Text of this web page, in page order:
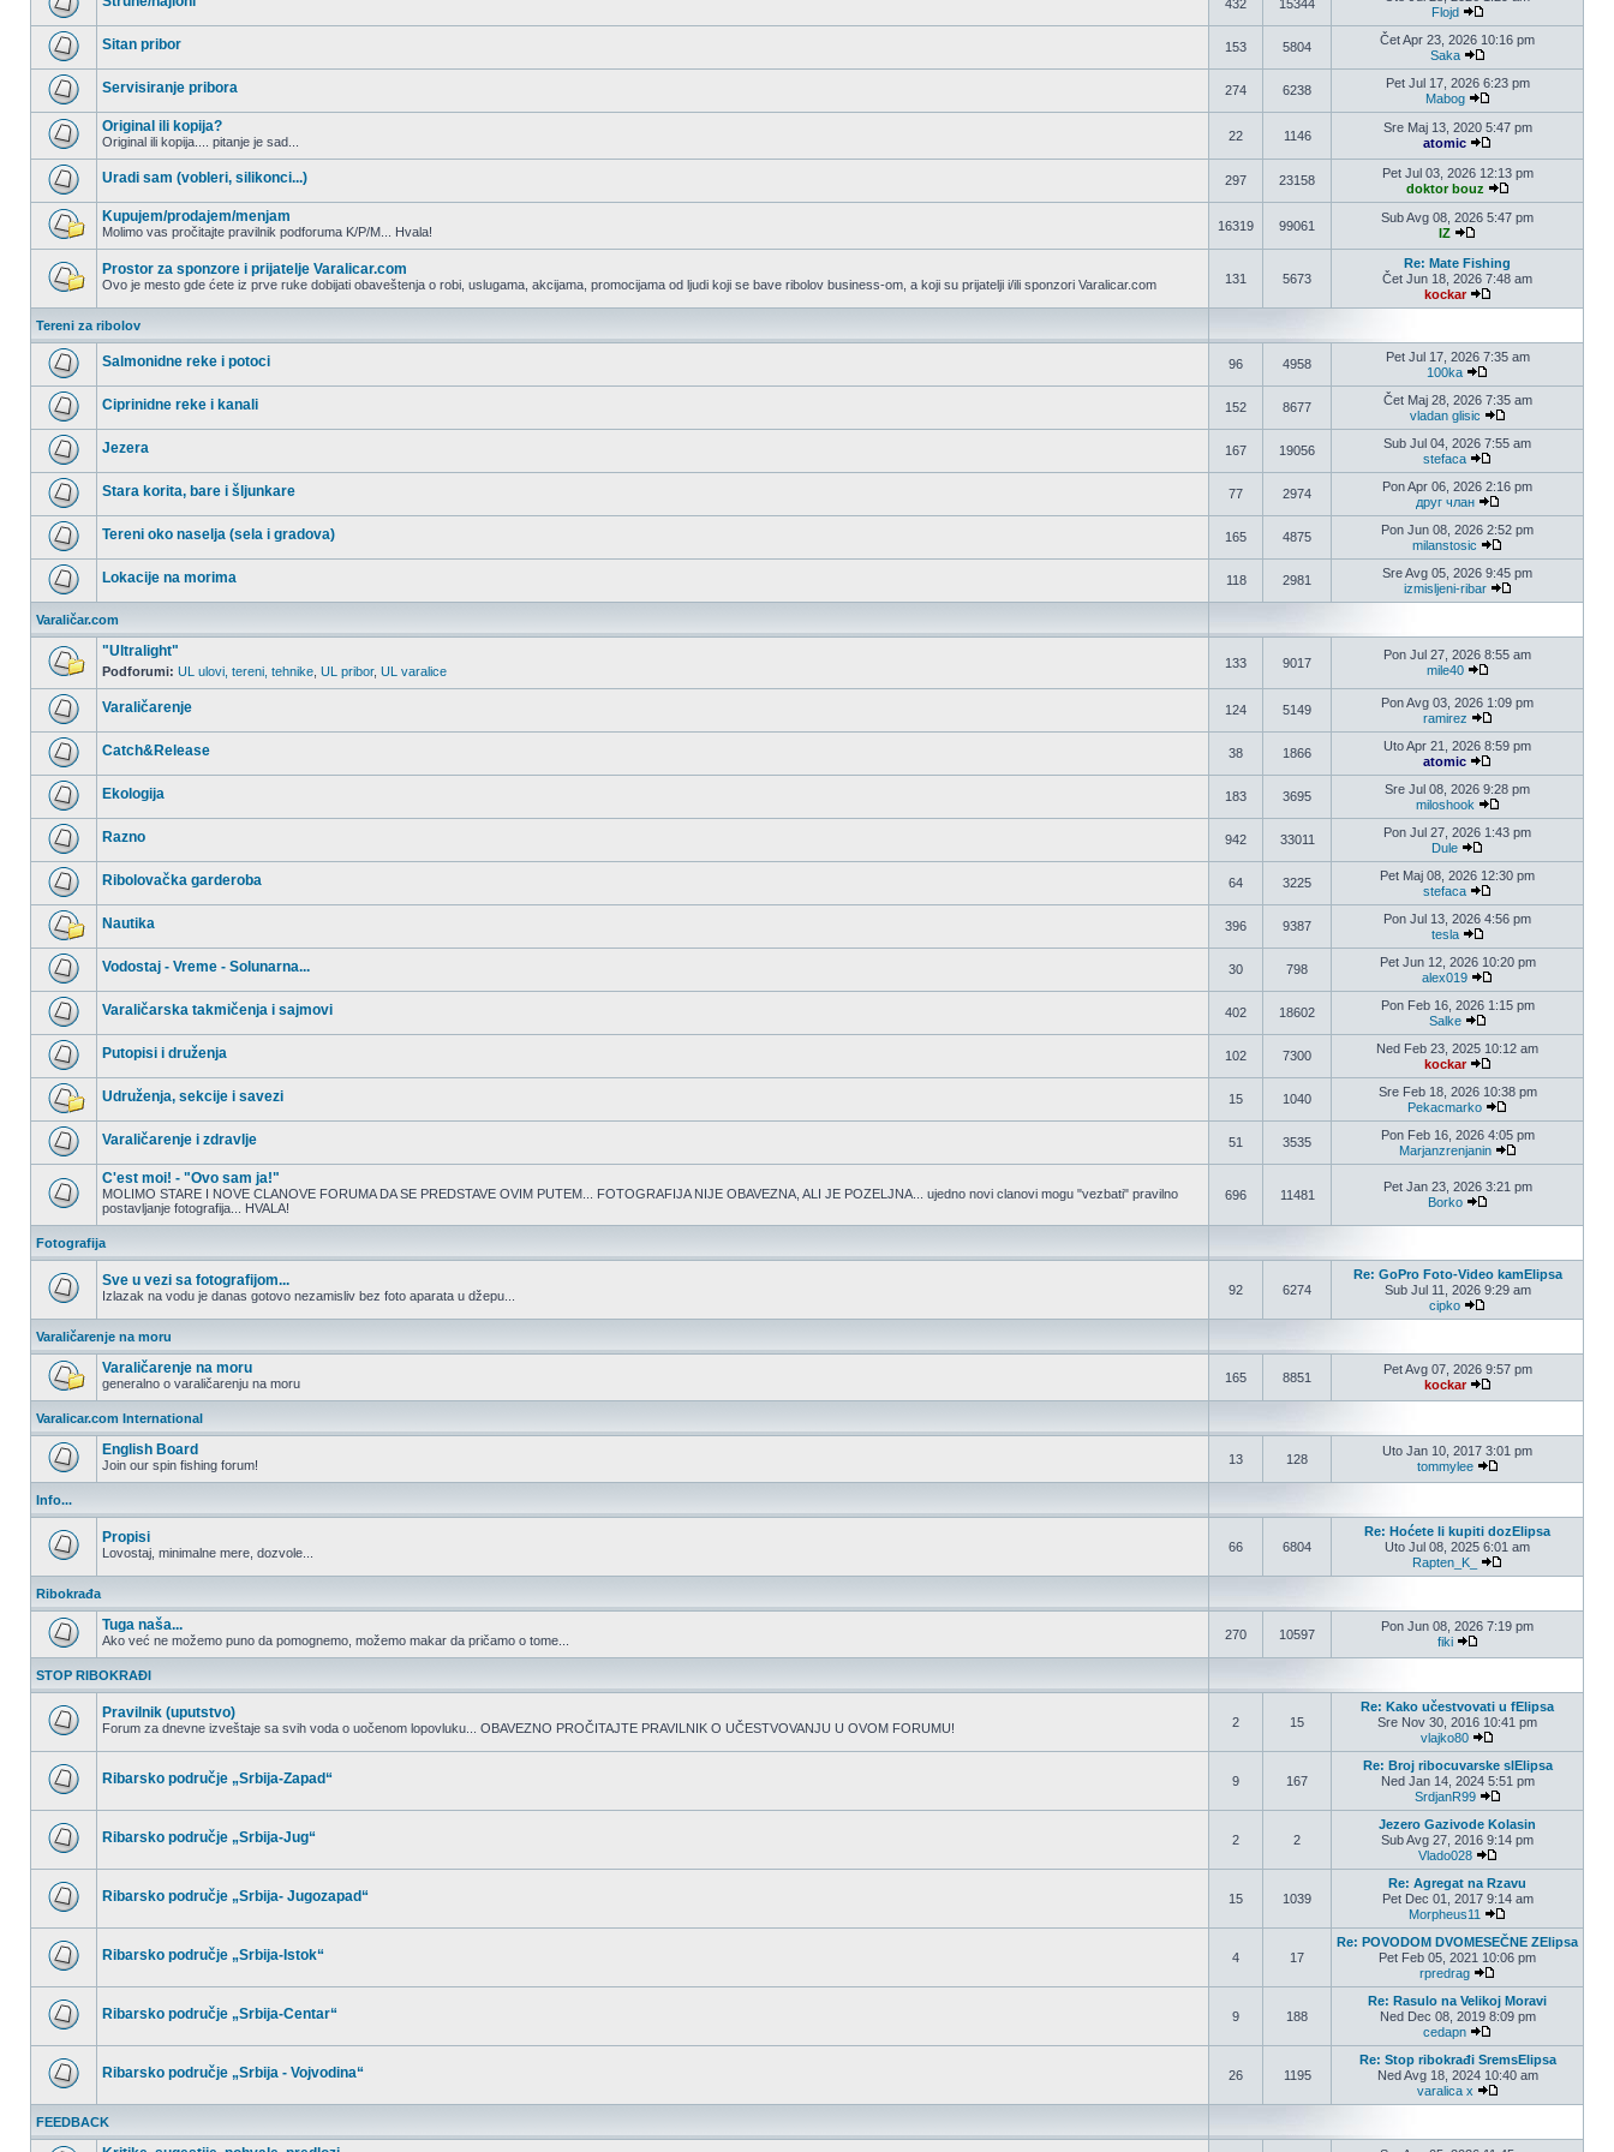
postova
Nema
nepročitanih
postova
432 15344
Flojd
Pogledaj poslednji
Nema
nepročitanih
postova
Sitan pribor 153 5804
Čet Apr 23, 2026 10:16 pm
Saka
Pogledaj poslednji
Nema
nepročitanih
postova
Servisiranje pribora 274 6238
Pet Jul 17, 2026 6:23 pm
Mabog
Pogledaj poslednji
postova
Original ili kopija?
Original ili kopija.... pitanje je sad... 22 1146
Sre Maj 13, 2020 5:47 pm
atomic
Nema
nepročitanih
postova
Uradi sam (vobleri, silikonci...) 297 23158
Pet Jul 03, 2026 12:13 pm
doktor bouz
Pogledaj
postova
Kupujem/prodajem/menjam
Molimo vas pročitajte pravilnik podforuma K/P/M... Hvala! 16319 99061
Sub Avg 08, 2026 5:47 pm
IZ
nepročitanih
postova
Prostor za sponzore i prijatelje Varalicar.com
Ovo je mesto gde ćete iz prve ruke dobijati obaveštenja o robi, uslugama, akcijama, promocijama od ljudi koji se bave ribolov business-om, a koji su prijatelji i/ili sponzori Varalicar.com 131 5673
Re: Mate Fishing
Čet Jun 18, 2026 7:48 am
kockar
Pogledaj poslednji
Tereni za ribolov
Nema
nepročitanih
postova
Salmonidne reke i potoci 96 4958
Pet Jul 17, 2026 7:35 am
100ka
Pogledaj poslednji
Nema
nepročitanih
postova
Ciprinidne reke i kanali 152 8677
Čet Maj 28, 2026 7:35 am
vladan glisic
Pogledaj poslednji
Nema
nepročitanih
postova
Jezera 167 19056
Sub Jul 04, 2026 7:55 am
stefaca
Pogledaj poslednji
Nema
nepročitanih
postova
Stara korita, bare i šljunkare 77 2974
Pon Apr 06, 2026 2:16 pm
друг члан
Pogledaj poslednji
Nema
nepročitanih
postova
Tereni oko naselja (sela i gradova) 165 4875
Pon Jun 08, 2026 2:52 pm
milanstosic
Pogledaj poslednji
Nema
postova
Lokacije na morima 118 2981
Sre Avg 05, 2026 9:45 pm
izmisljeni-ribar
Pogledaj
Varaličar.com
postova
"Ultralight"
Podforumi: UL ulovi, tereni, tehnike UL pribor, UL varalice
133 9017
Pon Jul 27, 2026 8:55 am
mile40
Nema
nepročitanih
postova
Varaličarenje 124 5149
Pon Avg 03, 2026 1:09 pm
ramirez
Pogledaj poslednji
Nema
nepročitanih
postova
Catch&Release 38 1866
Uto Apr 21, 2026 8:59 pm
atomic
Pogledaj poslednji
Nema
nepročitanih
postova
Ekologija 183 3695
Sre Jul 08, 2026 9:28 pm
miloshook
Pogledaj poslednji
Nema
nepročitanih
postova
Razno 942 33011
Pon Jul 27, 2026 1:43 pm
Dule
Pogledaj poslednji post
Nema
nepročitanih
postova
Ribolovačka garderoba 64 3225
Pet Maj 08, 2026 12:30 pm
stefaca
Pogledaj poslednji
Nema
nepročitanih
postova
Nautika 396 9387
Pon Jul 13, 2026 4:56 pm
tesla
Pogledaj poslednji
Nema
nepročitanih
postova
Vodostaj - Vreme - Solunarna... 30 798
Pet Jun 12, 2026 10:20 pm
alex019
Pogledaj poslednji
Nema
nepročitanih
postova
Varaličarska takmičenja i sajmovi 402 18602
Pon Feb 16, 2026 1:15 pm
Salke
Pogledaj poslednji
Nema
nepročitanih
postova
Putopisi i druženja 102 7300
Ned Feb 23, 2025 10:12 am
kockar
Pogledaj poslednji
Nema
nepročitanih
postova
Udruženja, sekcije i savezi 15 1040
Sre Feb 18, 2026 10:38 pm
Pekacmarko
Pogledaj poslednji
Nema
nepročitanih
postova
Varaličarenje i zdravlje 51 3535
Pon Feb 16, 2026 4:05 pm
Marjanzrenjanin
Pogledaj
Nema
nepročitanih
postova
C'est moi! - "Ovo sam ja!"
MOLIMO STARE I NOVE CLANOVE FORUMA DA SE PREDSTAVE OVIM PUTEM... FOTOGRAFIJA NIJE OBAVEZNA, ALI JE POZELJNA... ujedno novi clanovi mogu "vezbati" pravilno
postavljanje fotografija... HVALA!
696 11481
Pet Jan 23, 2026 3:21 pm
Borko
Fotografija
nepročitanih
postova
Sve u vezi sa fotografijom...
Izlazak na vodu je danas gotovo nezamisliv bez foto aparata u džepu... 92 6274
Re: GoPro Foto-Video kamElipsa
Sub Jul 11, 2026 9:29 am
cipko
Pogledaj poslednji
Varaličarenje na moru
postova
Varaličarenje na moru
generalno o varaličarenju na moru 165 8851
Pet Avg 07, 2026 9:57 pm
kockar
Varalicar.com International
English Board
Join our spin fishing forum! 13 128
Uto Jan 10, 2017 3:01 pm
tommylee
Info...
nepročitanih
postova
Propisi
Lovostaj, minimalne mere, dozvole... 66 6804
Re: Hoćete li kupiti dozElipsa
Uto Jul 08, 2025 6:01 am
Rapten_K_
Pogledaj poslednji
Ribokrađa
postova
Tuga naša...
Ako već ne možemo puno da pomognemo, možemo makar da pričamo o tome... 270 10597
Pon Jun 08, 2026 7:19 pm
fiki
STOP RIBOKRAĐI
nepročitanih
Pravilnik (uputstvo)
Forum za dnevne izveštaje sa svih voda o uočenom lopovluku... OBAVEZNO PROČITAJTE PRAVILNIK O UČESTVOVANJU U OVOM FORUMU! 2 15
Re: Kako učestvovati u fElipsa
Sre Nov 30, 2016 10:41 pm
vlajko80
Pogledaj poslednji
nepročitanih
Ribarsko područje „Srbija-Zapad“ 9 167
Re: Broj ribocuvarske slElipsa
Ned Jan 14, 2024 5:51 pm
SrdjanR99
Pogledaj poslednji
nepročitanih
Ribarsko područje „Srbija-Jug“ 2 2
Jezero Gazivode Kolasin
Sub Avg 27, 2016 9:14 pm
Vlado028
Pogledaj poslednji
nepročitanih
Ribarsko područje „Srbija- Jugozapad“ 15 1039
Re: Agregat na Rzavu
Pet Dec 01, 2017 9:14 am
Morpheus11
Pogledaj poslednji
nepročitanih
Ribarsko područje „Srbija-Istok“ 4 17
Re: POVODOM DVOMESEČNE ZElipsa
Pet Feb 05, 2021 10:06 pm
rpredrag
Pogledaj poslednji
nepročitanih
Ribarsko područje „Srbija-Centar“ 9 188
Re: Rasulo na Velikoj Moravi
Ned Dec 08, 2019 8:09 pm
cedapn
Pogledaj poslednji
nepročitanih
postova
Ribarsko područje „Srbija - Vojvodina“ 26 1195
Re: Stop ribokrađi SremsElipsa
Ned Avg 18, 2024 10:40 am
varalica x
Pogledaj poslednji
FEEDBACK